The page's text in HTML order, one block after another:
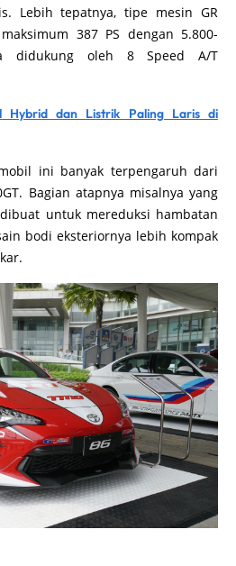
Lebih tepatnya, tipe mesin GR
387 PS dengan 5.800-
didukung oleh 8 Speed A/T
Hybrid dan Listrik Paling Laris di
ini banyak terpengaruh dari
Bagian atapnya misalnya yang
untuk mereduksi hambatan
bodi eksteriornya lebih kompak